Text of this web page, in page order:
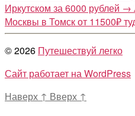
Иркутском за 6000 рублей →
Москвы в Томск от 11500₽
© 2026 Путешествуй легко
Сайт работает на WordPress
Наверх ↑ Вверх ↑